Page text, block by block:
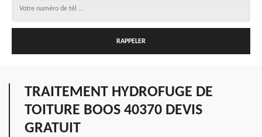
TRAITEMENT HYDROFUGE DE
TOITURE BOOS 40370 DEVIS
GRATUIT